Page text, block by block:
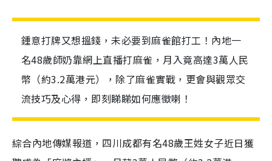
鍾意打牌又想搵錢，未必要到麻雀館打工！內地一
名48歲師奶靠網上直播打麻雀，月入竟高達3萬人民
幣（約3.2萬港元），除了麻雀實戰，更會與觀眾交
流技巧及心得，即刻睇睇如何應徵喇！
綜合內地傳媒報道，四川成都有名48歲王姓女子近日獲